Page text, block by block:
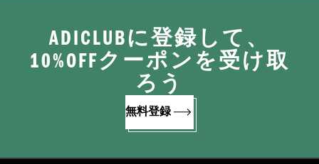
ADICLUBに登録して、
10%OFFクーポンを受け取
ろう
無料登録